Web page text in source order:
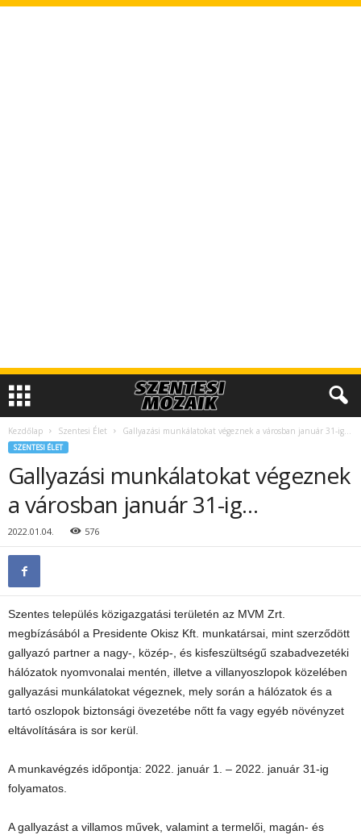
Kezdőlap Szentesi Élet Gallyazási munkálatokat végeznek a városban január 31-ig…
SZENTESI ÉLET
Gallyazási munkálatokat végeznek
a városban január 31-ig…
2022.01.04. 576
Szentes település közigazgatási területén az MVM Zrt.
megbízásából a Presidente Okisz Kft. munkatársai, mint szerződött
gallyazó partner a nagy-, közép-, és kisfeszültségű szabadvezetéki
hálózatok nyomvonalai mentén, illetve a villanyoszlopok közelében
gallyazási munkálatokat végeznek, mely során a hálózatok és a
tartó oszlopok biztonsági övezetébe nőtt fa vagy egyéb növényzet
eltávolítására is sor kerül.
A munkavégzés időpontja: 2022. január 1. – 2022. január 31-ig
folyamatos.
A gallyazást a villamos művek, valamint a termelői, magán- és